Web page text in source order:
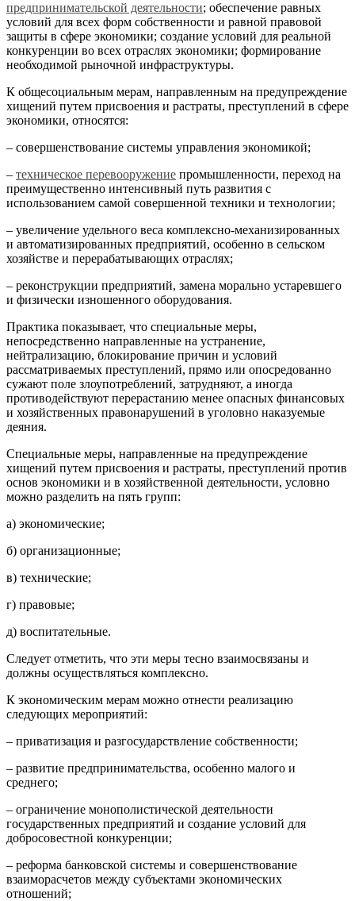
предпринимательской деятельности; обеспечение равных
условий для всех форм собственности и равной правовой
защиты в сфере экономики; создание условий для реальной
конкуренции во всех отраслях экономики; формирование
необходимой рыночной инфраструктуры.
К общесоциальным мерам направленным на предупреждение
хищений путем присвоения и растраты, преступлений в сфере
экономики, относятся:
– совершенствование системы управления экономикой;
– техническое перевооружение промышленности, переход на
преимущественно интенсивный путь развития с
использованием самой совершенной техники и технологии;
– увеличение удельного веса комплексно-механизированных
и автоматизированных предприятий, особенно в сельском
хозяйстве и перерабатывающих отраслях;
– реконструкции предприятий, замена морально устаревшего
и физически изношенного оборудования.
Практика показывает, что специальные меры,
непосредственно направленные на устранение,
нейтрализацию, блокирование причин и условий
рассматриваемых преступлений, прямо или опосредованно
сужают поле злоупотреблений, затрудняют, а иногда
противодействуют перерастанию менее опасных финансовых
и хозяйственных правонарушений в уголовно наказуемые
деяния.
Специальные меры, направленные на предупреждение
хищений путем присвоения и растраты, преступлений против
основ экономики и в хозяйственной деятельности, условно
можно разделить на пять групп:
а) экономические;
б) организационные;
в) технические;
г) правовые;
д) воспитательные.
Следует отметить, что эти меры тесно взаимосвязаны и
должны осуществляться комплексно.
К экономическим мерам можно отнести реализацию
следующих мероприятий:
– приватизация и разгосударствление собственности;
– развитие предпринимательства, особенно малого и
среднего;
– ограничение монополистической деятельности
государственных предприятий и создание условий для
добросовестной конкуренции;
– реформа банковской системы и совершенствование
взаиморасчетов между субъектами экономических
отношений;